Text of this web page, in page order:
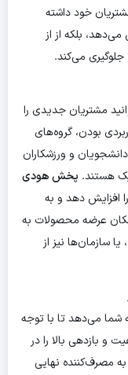
خود داشته
بلکه از از
می‌کند.
مشتریان جدیدی را
بودن، گروه‌های
و ورزشکاران
هستند. پخش هودی
افزایش دهد و به
عرضه محصولات به
سازمان‌ها نیز از
شما می‌دهد تا با توجه
و بازدهی بالا را در
مصرف‌کننده نهایی